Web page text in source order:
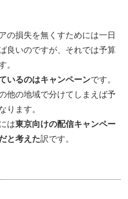
の損失を無くすためには一日
良いのですが、それでは予算
いるのはキャンペーンです。
他の地域で分けてしまえば予
ます。
は東京向けの配信キャンペー
と考えた訳です。